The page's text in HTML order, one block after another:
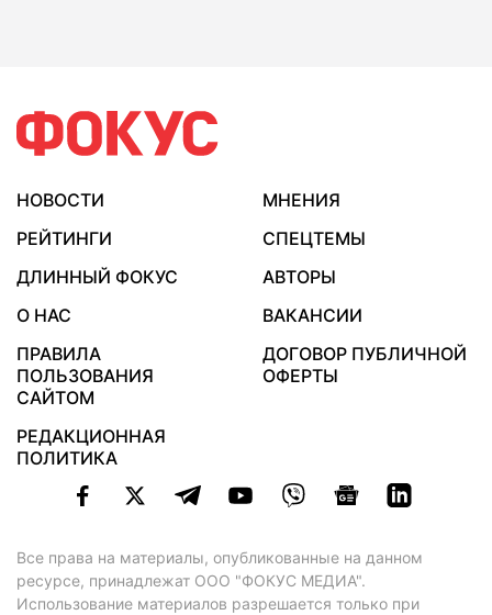
НОВОСТИ
МНЕНИЯ
РЕЙТИНГИ
СПЕЦТЕМЫ
ДЛИННЫЙ ФОКУС
АВТОРЫ
О НАС
ВАКАНСИИ
ПРАВИЛА
ПОЛЬЗОВАНИЯ
САЙТОМ
ДОГОВОР ПУБЛИЧНОЙ
ОФЕРТЫ
РЕДАКЦИОННАЯ
ПОЛИТИКА
Все права на материалы, опубликованные на данном
ресурсе, принадлежат ООО "ФОКУС МЕДИА".
Использование материалов разрешается только при